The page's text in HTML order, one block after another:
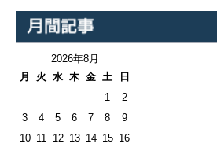
2026年8月
月
火 水 木 金 土 日
1
2
3
4 5 6 7 8
9
10 11 12 13 14 15 16